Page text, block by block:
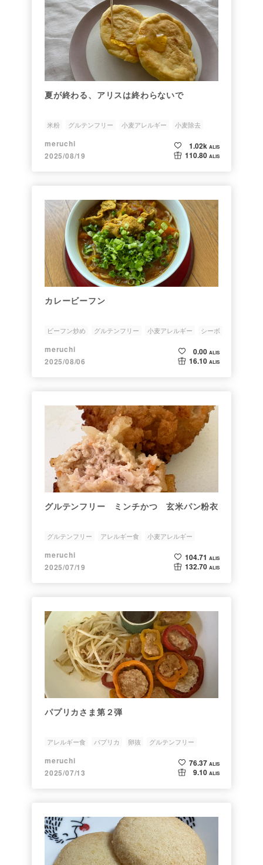
夏が終わる、アリスは終わらないで
米粉 グルテンフリー 小麦アレルギー 小麦除去
meruchi
2025/08/19
1.02k ALIS
110.80 ALIS
カレービーフン
ビーフン炒め グルテンフリー 小麦アレルギー シーボ
meruchi
2025/08/06
0.00 ALIS
16.10 ALIS
グルテンフリー ミンチかつ 玄米パン粉衣
グルテンフリー アレルギー食 小麦アレルギー
meruchi
2025/07/19
104.71 ALIS
132.70 ALIS
パプリカさま第２弾
アレルギー食 パプリカ 卵抜 グルテンフリー
meruchi
2025/07/13
76.37 ALIS
9.10 ALIS